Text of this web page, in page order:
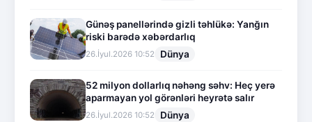
Günəş panellərində gizli təhlükə: Yanğın
riski barədə xəbərdarlıq
26.İyul.2026 10:52 Dünya
52 milyon dollarlıq nəhəng səhv: Heç yerə
aparmayan yol görənləri heyrətə salır
26.İyul.2026 10:52 Dünya